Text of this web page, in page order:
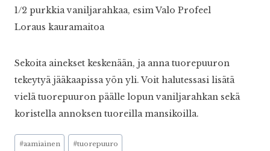
1/2 purkkia vaniljarahkaa, esim Valo Profeel
Loraus kauramaitoa
Sekoita ainekset keskenään, ja anna tuorepuuron
tekeytyä jääkaapissa yön yli. Voit halutessasi lisätä
vielä tuorepuuron päälle lopun vaniljarahkan sekä
koristella annoksen tuoreilla mansikoilla.
Avainsanat:
#aamiainen #tuorepuuro